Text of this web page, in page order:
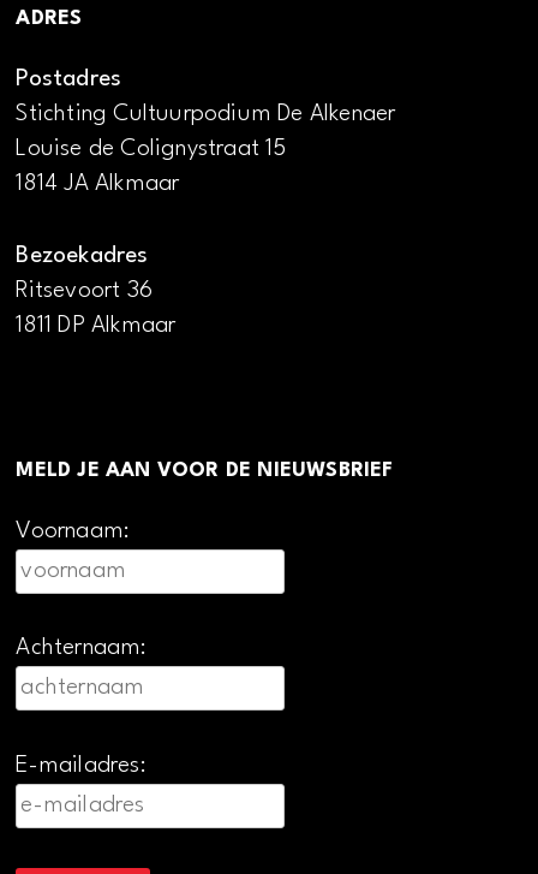
ADRES
Postadres
Stichting Cultuurpodium De Alkenaer
Louise de Colignystraat 15
1814 JA Alkmaar
Bezoekadres
Ritsevoort 36
1811 DP Alkmaar
MELD JE AAN VOOR DE NIEUWSBRIEF
Voornaam:
Achternaam:
E-mailadres: